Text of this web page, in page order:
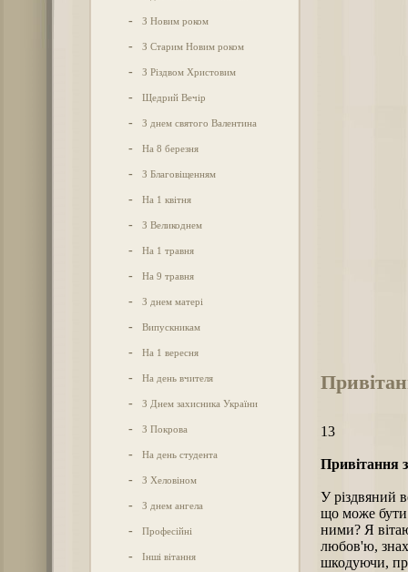
- З Новим роком
- З Старим Новим роком
- З Різдвом Христовим
- Щедрий Вечір
- З днем святого Валентина
- На 8 березня
- З Благовіщенням
- На 1 квітня
- З Великоднем
- На 1 травня
- На 9 травня
- З днем матері
- Випускникам
- На 1 вересня
- На день вчителя
- З Днем захисника України
- З Покрова
- На день студента
- З Хеловіном
- З днем ангела
- Професійні
- Інші вітання
13
Привітання
У різдвяний
що може бути
ними? Я
любов'ю,
шкодуючи,